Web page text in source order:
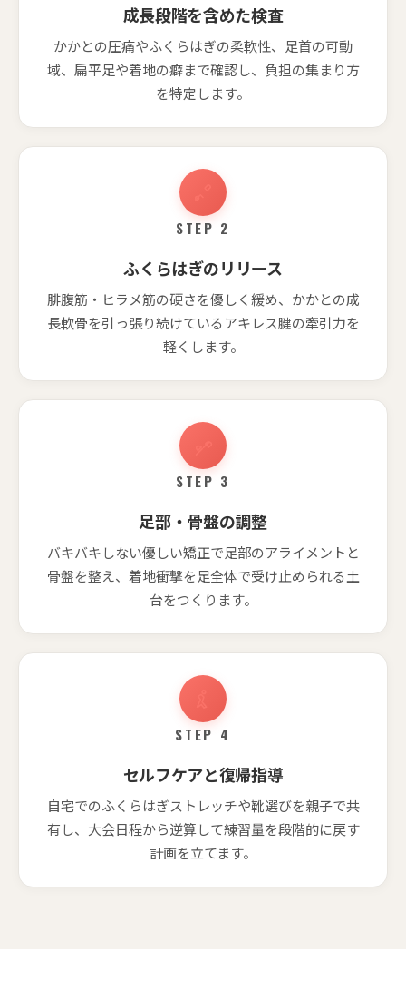
成長段階を含めた検査
かかとの圧痛やふくらはぎの柔軟性、足首の可動
域、扁平足や着地の癖まで確認し、負担の集まり方
を特定します。
STEP 2
ふくらはぎのリリース
腓腹筋・ヒラメ筋の硬さを優しく緩め、かかとの成
長軟骨を引っ張り続けているアキレス腱の牽引力を
軽くします。
STEP 3
足部・骨盤の調整
バキバキしない優しい矯正で足部のアライメントと
骨盤を整え、着地衝撃を足全体で受け止められる土
台をつくります。
STEP 4
セルフケアと復帰指導
自宅でのふくらはぎストレッチや靴選びを親子で共
有し、大会日程から逆算して練習量を段階的に戻す
計画を立てます。